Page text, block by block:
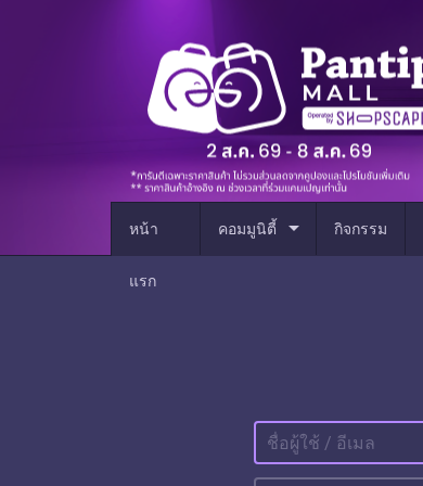
หน้า
แรก
คอมมูนิตี้ arrow_drop_down กิจกรรม